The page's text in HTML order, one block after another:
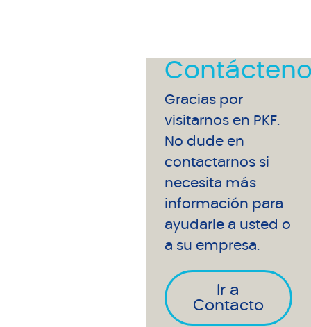
Gracias por
visitarnos en PKF.
No dude en
contactarnos si
necesita más
información para
ayudarle a usted o
a su empresa.
Ir a
Contacto